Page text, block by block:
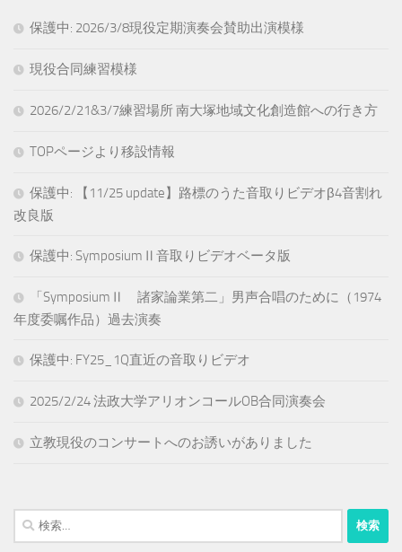
保護中: 2026/3/8現役定期演奏会賛助出演模様
現役合同練習模様
2026/2/21&3/7練習場所 南大塚地域文化創造館への行き方
TOPページより移設情報
保護中: 【11/25 update】路標のうた音取りビデオβ4音割れ
改良版
保護中: SymposiumⅡ音取りビデオベータ版
「SymposiumⅡ 諸家論業第二」男声合唱のために（1974
年度委嘱作品）過去演奏
保護中: FY25_1Q直近の音取りビデオ
2025/2/24 法政大学アリオンコールOB合同演奏会
立教現役のコンサートへのお誘いがありました
検
索: